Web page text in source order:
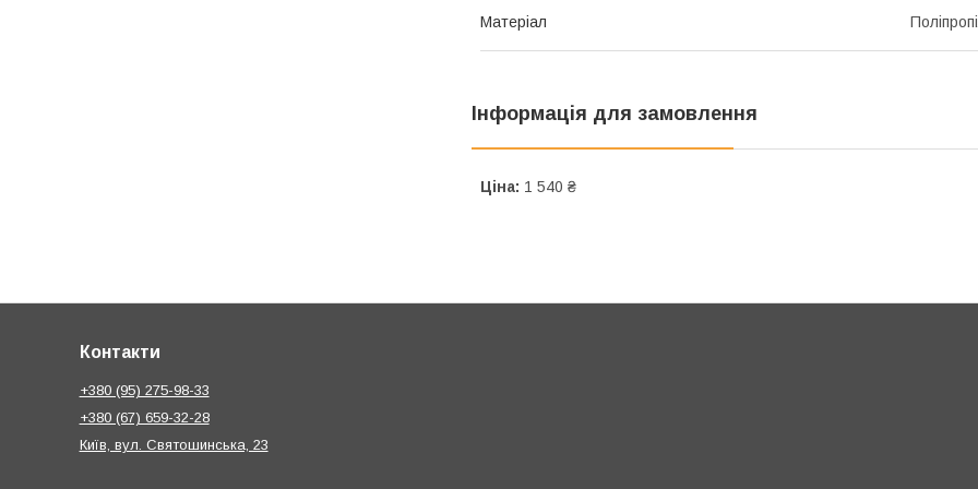
Матеріал
Інформація для замовлення
Ціна: 1 540 ₴
Контакти
+380 (95) 275-98-33
+380 (67) 659-32-28
Київ, вул. Святошинська, 23